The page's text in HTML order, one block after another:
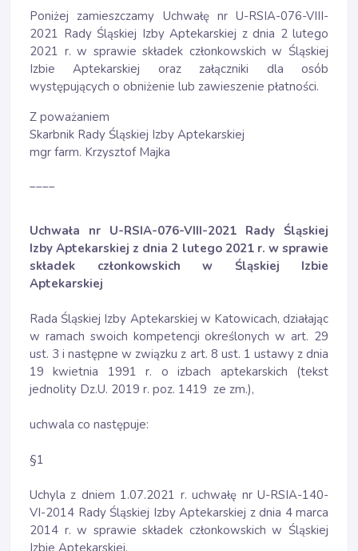
Poniżej zamieszczamy Uchwałę nr U-RSIA-076-VIII-
2021 Rady Śląskiej Izby Aptekarskiej z dnia 2 lutego
2021 r. w sprawie składek członkowskich w Śląskiej
Izbie Aptekarskiej oraz załączniki dla osób
występujących o obniżenie lub zawieszenie płatności.
Z poważaniem
Skarbnik Rady Śląskiej Izby Aptekarskiej
mgr farm. Krzysztof Majka
____
Uchwała nr U-RSIA-076-VIII-2021 Rady Śląskiej
Izby Aptekarskiej z dnia 2 lutego 2021 r. w sprawie
składek członkowskich w Śląskiej Izbie
Aptekarskiej
Rada Śląskiej Izby Aptekarskiej w Katowicach, działając
w ramach swoich kompetencji określonych w art. 29
ust. 3 i następne w związku z art. 8 ust. 1 ustawy z dnia
19 kwietnia 1991 r. o izbach aptekarskich (tekst
jednolity Dz.U. 2019 r. poz. 1419 ze zm.),
uchwala co następuje:
§1
Uchyla z dniem 1.07.2021 r. uchwałę nr U-RSIA-140-
VI-2014 Rady Śląskiej Izby Aptekarskiej z dnia 4 marca
2014 r. w sprawie składek członkowskich w Śląskiej
Izbie Aptekarskiej.